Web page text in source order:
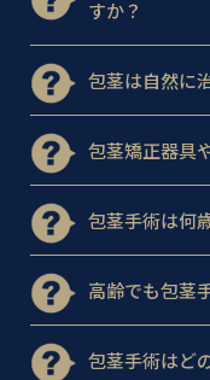
すか？
包茎は自然に
包茎矯正器具
包茎手術は何
高齢でも包茎
包茎手術はど